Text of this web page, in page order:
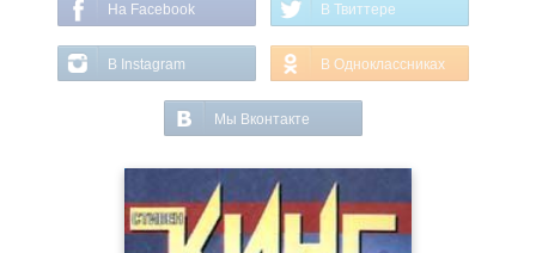
На Facebook В Твиттере
В Instagram В Одноклассниках
Мы Вконтакте